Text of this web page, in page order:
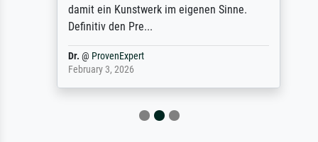
damit ein Kunstwerk im eigenen Sinne.
Definitiv den Pre...
Dr.@ProvenExpert
February 3, 2026